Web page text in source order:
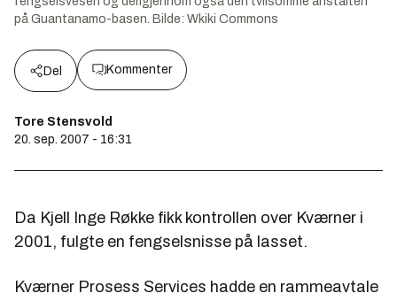
på Guantanamo-basen. Bilde: Wkiki Commons
Del Kommenter
Tore Stensvold
20. sep. 2007 - 16:31
Da Kjell Inge Røkke fikk kontrollen over Kværner i
2001, fulgte en fengselsnisse på lasset.
Kværner Prosess Services hadde en rammeavtale